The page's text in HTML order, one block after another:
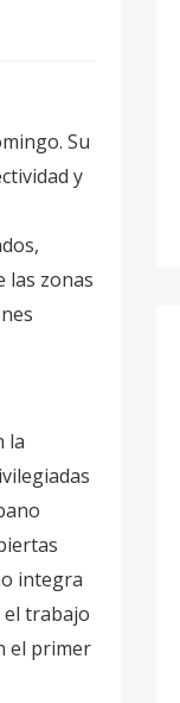
Su
y
las zonas
la
integra
el trabajo
el primer